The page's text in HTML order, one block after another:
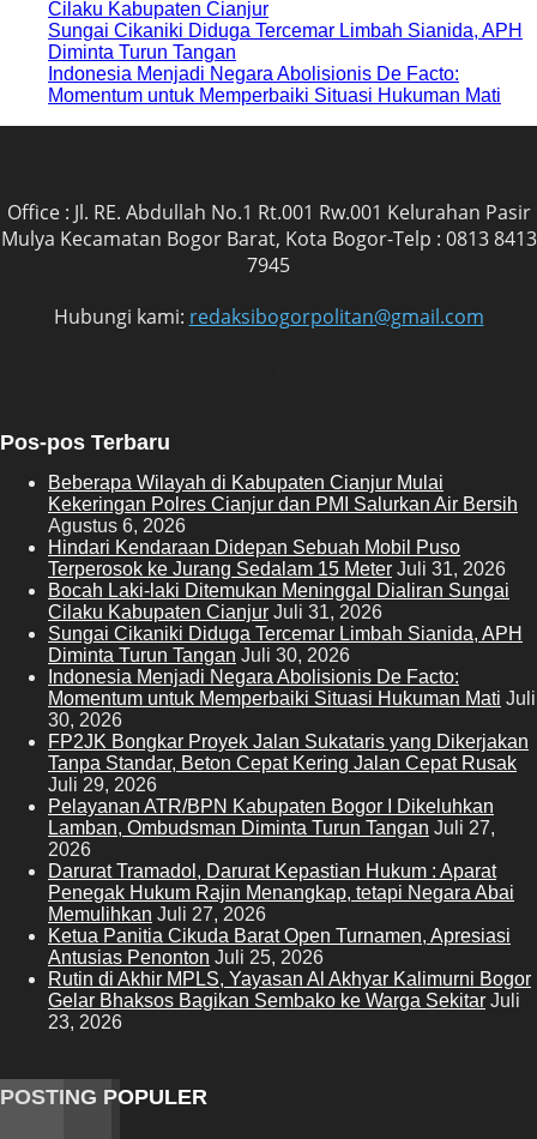
Cilaku Kabupaten Cianjur
Sungai Cikaniki Diduga Tercemar Limbah Sianida, APH
Diminta Turun Tangan
‎Indonesia Menjadi Negara Abolisionis De Facto:
Momentum untuk Memperbaiki Situasi Hukuman Mati
Office : Jl. RE. Abdullah No.1 Rt.001 Rw.001 Kelurahan Pasir
Mulya Kecamatan Bogor Barat, Kota Bogor-Telp : 0813 8413
7945
Hubungi kami: redaksibogorpolitan@gmail.com
Pos-pos Terbaru
Beberapa Wilayah di Kabupaten Cianjur Mulai
Kekeringan Polres Cianjur dan PMI Salurkan Air Bersih
Agustus 6, 2026
Hindari Kendaraan Didepan Sebuah Mobil Puso
Terperosok ke Jurang Sedalam 15 Meter Juli 31, 2026
Bocah Laki-laki Ditemukan Meninggal Dialiran Sungai
Cilaku Kabupaten Cianjur Juli 31, 2026
Sungai Cikaniki Diduga Tercemar Limbah Sianida, APH
Diminta Turun Tangan Juli 30, 2026
‎Indonesia Menjadi Negara Abolisionis De Facto:
Momentum untuk Memperbaiki Situasi Hukuman Mati Juli
30, 2026
FP2JK Bongkar Proyek Jalan Sukataris yang Dikerjakan
Tanpa Standar, Beton Cepat Kering Jalan Cepat Rusak
Juli 29, 2026
Pelayanan ATR/BPN Kabupaten Bogor I Dikeluhkan
Lamban, Ombudsman Diminta Turun Tangan Juli 27,
2026
Darurat Tramadol, Darurat Kepastian Hukum : Aparat
Penegak Hukum Rajin Menangkap, tetapi Negara Abai
Memulihkan Juli 27, 2026
Ketua Panitia Cikuda Barat Open Turnamen, Apresiasi
Antusias Penonton Juli 25, 2026
Rutin di Akhir MPLS, Yayasan Al Akhyar Kalimurni Bogor
Gelar Bhaksos Bagikan Sembako ke Warga Sekitar Juli
23, 2026
POSTING POPULER